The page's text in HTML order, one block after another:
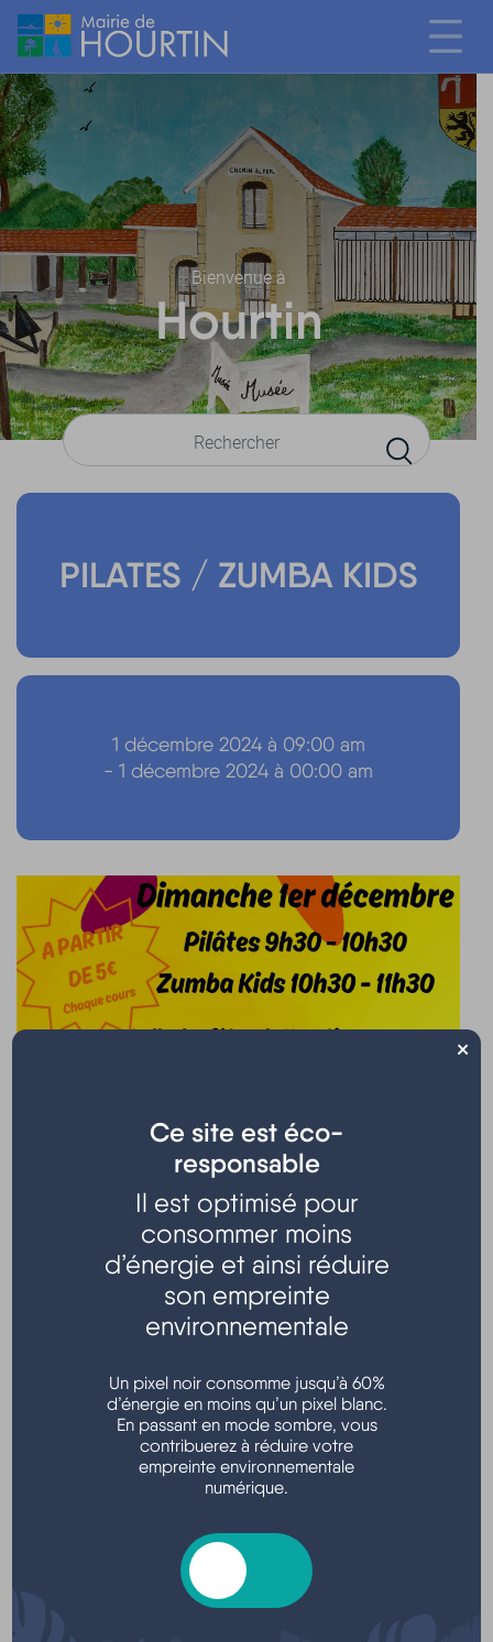
Bienvenue à
Hourtin
PILATES / ZUMBA KIDS
1 décembre 2024 à 09:00 am
- 1 décembre 2024 à 00:00 am
Cours animés par Sandra et Géraldine
Inscriptions à partir de 9h00
Pilâtes de 9h30 à 10h30
Zumba Kids de 10h30 à 11h30
A partir de 5,00 € chaque cours. Dons entièrement
reversés au Téléthon;
Salle des fêtes - Hourtin bourg
Renseignements auprès du secrétariat de l'USCH : 05 56
09 17 99
13 rue des écoles - 33990 HOURTIN
Localisation
Salle des Fêtes, Rue de Lachanau, Hourtin,
Ce site est éco-
responsable
Il est optimisé pour
consommer moins
d’énergie et ainsi réduire
son empreinte
environnementale
Un pixel noir consomme jusqu’à 60%
d’énergie en moins qu’un pixel blanc.
En passant en mode sombre, vous
contribuerez à réduire votre
empreinte environnementale
numérique.
×